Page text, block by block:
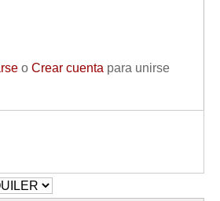
o Crear cuenta para unirse